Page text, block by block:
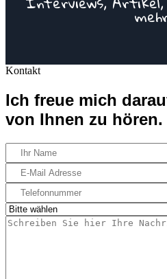
Kontakt
Ich freue mich
von Ihnen zu hören.
Your
Name
Your
Email
Telefonnummer
Select
Message